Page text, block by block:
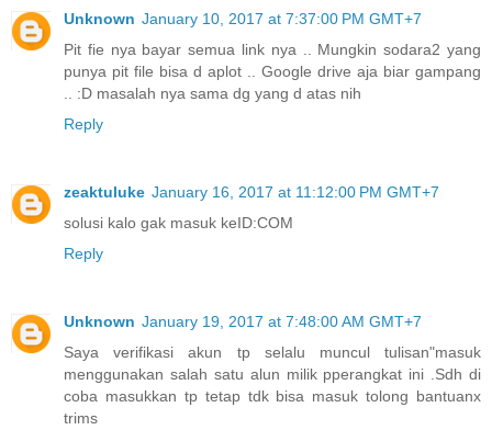
Unknown January 10, 2017 at 7:37:00 PM GMT+7
Pit fie nya bayar semua link nya .. Mungkin sodara2 yang
punya pit file bisa d aplot .. Google drive aja biar gampang
.. :D masalah nya sama dg yang d atas nih
Reply
zeaktuluke January 16, 2017 at 11:12:00 PM GMT+7
solusi kalo gak masuk keID:COM
Reply
Unknown January 19, 2017 at 7:48:00 AM GMT+7
Saya verifikasi akun tp selalu muncul tulisan"masuk
menggunakan salah satu alun milik pperangkat ini .Sdh di
coba masukkan tp tetap tdk bisa masuk tolong bantuanx
trims